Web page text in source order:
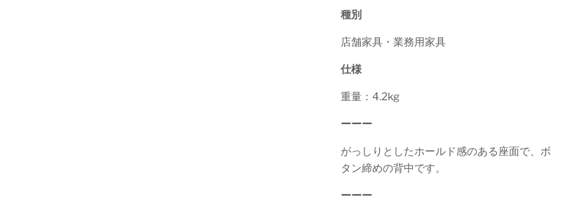
種別
店舗家具・業務用家具
仕様
重量：4.2kg
ーーー
がっしりとしたホールド感のある座面で、ボ
タン締めの背中です。
ーーー